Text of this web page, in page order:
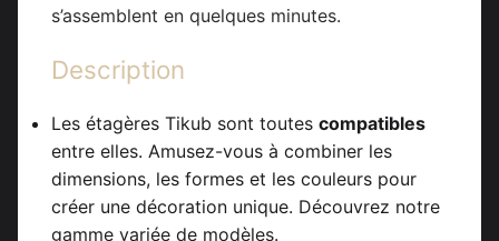
s’assemblent en quelques minutes.
Description
Les étagères Tikub sont toutes compatibles
entre elles. Amusez-vous à combiner les
dimensions, les formes et les couleurs pour
créer une décoration unique. Découvrez notre
gamme variée de modèles.